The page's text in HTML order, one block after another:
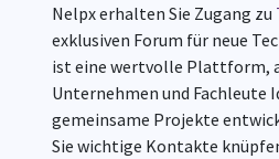
Nelpx erhalten Sie Zugang zu
exklusiven Forum für neue
ist eine wertvolle Plattform,
Unternehmen und Fachleute
gemeinsame Projekte
Sie wichtige Kontakte